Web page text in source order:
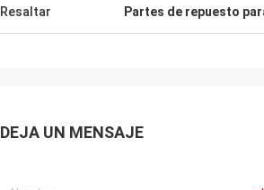
Resaltar Partes de repuesto
DEJA UN MENSAJE